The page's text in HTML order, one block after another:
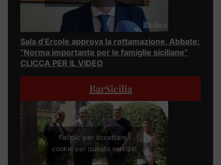
Sala d’Ercole approva la rottamazione, Abbate:
“Norma importante per le famiglie siciliane”
CLICCA PER IL VIDEO
BarSicilia
Fai clic per accettare i
cookie per questo servizio